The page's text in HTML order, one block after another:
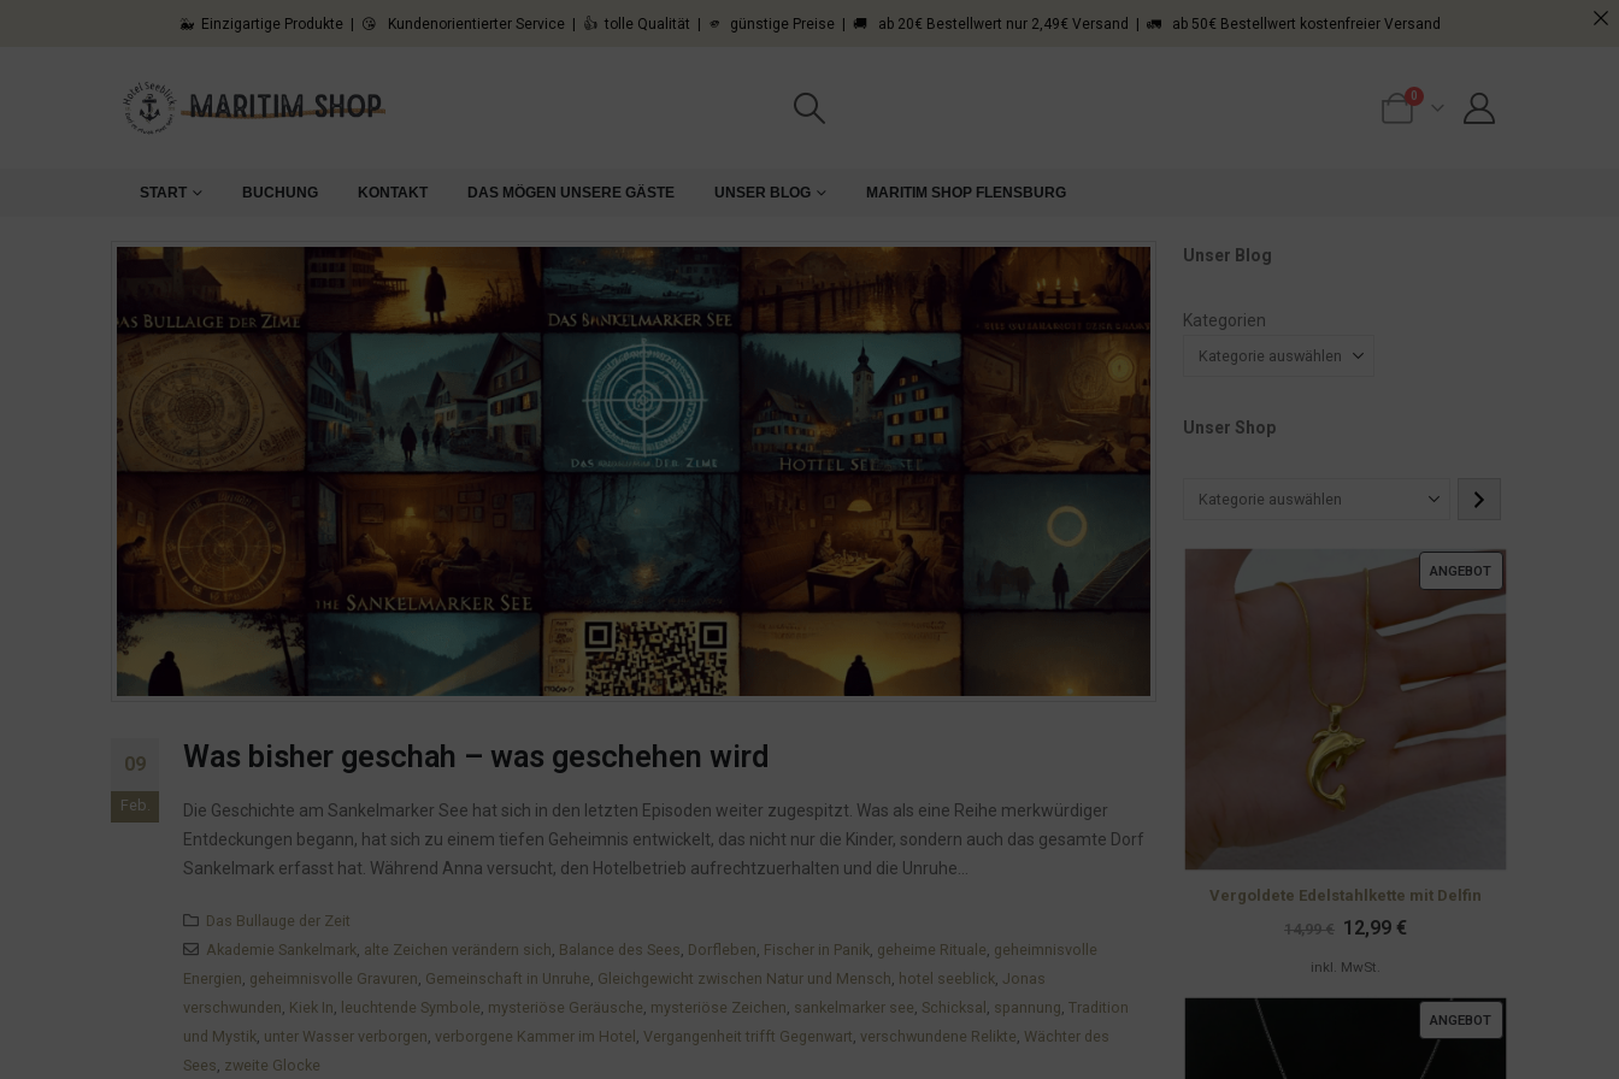
🐳 Einzigartige Produkte | 😘 Kundenorientierter Service | 👍 tolle Qualität | 🫵 günstige Preise | 🚚 ab 20€ Bestellwert nur 2,49€ Versand | 🚛 ab 50€ Bestellwert kostenfreier Versand
0
START BUCHUNG KONTAKT DAS MÖGEN UNSERE GÄSTE UNSER BLOG MARITIM SHOP FLENSBURG
09
Feb.
Was bisher geschah – was geschehen wird
Die Geschichte am Sankelmarker See hat sich in den letzten Episoden weiter zugespitzt. Was als eine Reihe merkwürdiger
Entdeckungen begann, hat sich zu einem tiefen Geheimnis entwickelt, das nicht nur die Kinder, sondern auch das gesamte Dorf
Sankelmark erfasst hat. Während Anna versucht, den Hotelbetrieb aufrechtzuerhalten und die Unruhe...
Das Bullauge der Zeit
Akademie Sankelmark, alte Zeichen verändern sich, Balance des Sees, Dorfleben, Fischer in Panik, geheime Rituale, geheimnisvolle
Energien, geheimnisvolle Gravuren, Gemeinschaft in Unruhe, Gleichgewicht zwischen Natur und Mensch, hotel seeblick, Jonas
verschwunden, Kiek In, leuchtende Symbole, mysteriöse Geräusche, mysteriöse Zeichen, sankelmarker see, Schicksal , spannung, Tradition
und Mystik, unter Wasser verborgen, verborgene Kammer im Hotel , Vergangenheit trifft Gegenwart, verschwundene Relikte, Wächter des
Sees, zweite Glocke
Unser Blog
Kategorien
Unser Shop
Kategorie
ANGEBOTPRODUKT
IM
Vergoldete Edelstahlkette mit Delfin
14,99€ Ursprünglicher
Preis
war:
12,99 €Aktueller
inkl. MwSt.
ANGEBOTPRODUKT